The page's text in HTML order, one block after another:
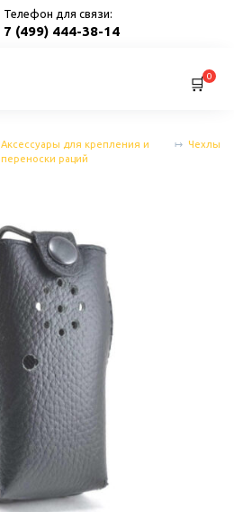
Телефон для связи:
7 (499) 444-38-14
0
Аксессуары для крепления и
переноски раций
Чехлы